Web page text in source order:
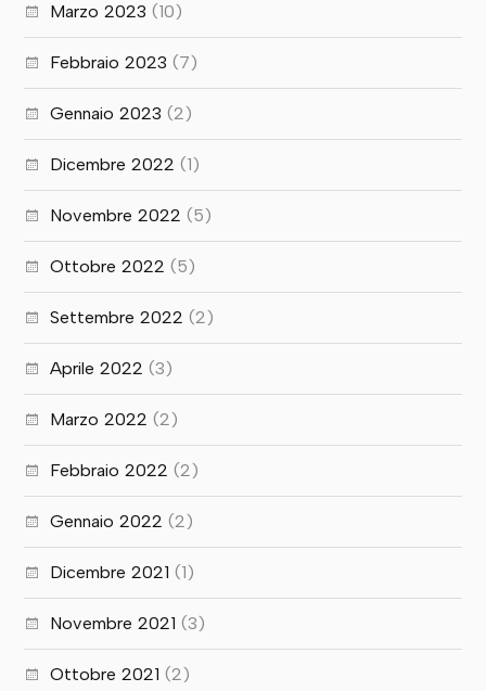
Marzo 2023 (10)
Febbraio 2023 (7)
Gennaio 2023 (2)
Dicembre 2022 (1)
Novembre 2022 (5)
Ottobre 2022 (5)
Settembre 2022 (2)
Aprile 2022 (3)
Marzo 2022 (2)
Febbraio 2022 (2)
Gennaio 2022 (2)
Dicembre 2021 (1)
Novembre 2021 (3)
Ottobre 2021 (2)